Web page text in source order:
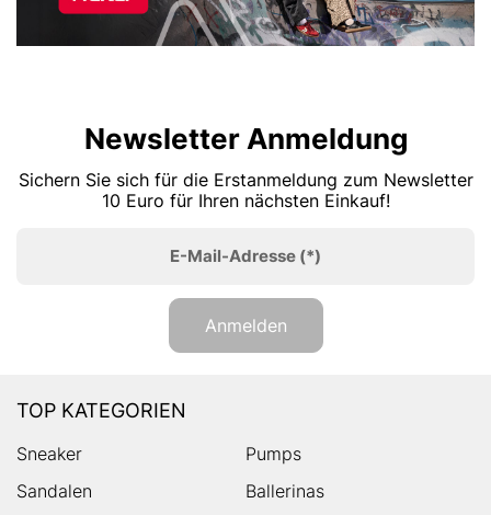
Newsletter Anmeldung
Sichern Sie sich für die Erstanmeldung zum Newsletter
10 Euro für Ihren nächsten Einkauf!
E-Mail-Adresse (*)
Anmelden
TOP KATEGORIEN
Sneaker
Pumps
Sandalen
Ballerinas